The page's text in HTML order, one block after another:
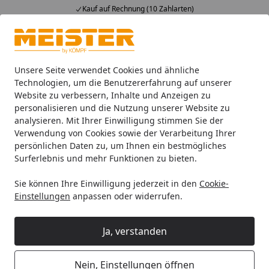
Unsere Seite verwendet Cookies und ähnliche
Technologien, um die Benutzererfahrung auf unserer
Website zu verbessern, Inhalte und Anzeigen zu
personalisieren und die Nutzung unserer Website zu
analysieren. Mit Ihrer Einwilligung stimmen Sie der
Verwendung von Cookies sowie der Verarbeitung Ihrer
persönlichen Daten zu, um Ihnen ein bestmögliches
Surferlebnis und mehr Funktionen zu bieten.
Sie können Ihre Einwilligung jederzeit in den Cookie-
Einstellungen anpassen oder widerrufen.
Ja, verstanden
Nein, Einstellungen öffnen
Kauf auf Rechnung (10 Zahlarten)
Alle Produkte
Mein Konto
Suchen
Startseite
Leisten Fußleisten Meister Dekorgleiche Fussleisten
MEISTER Fussleiste Profil 20 PK
Nussbaum Amore 6389